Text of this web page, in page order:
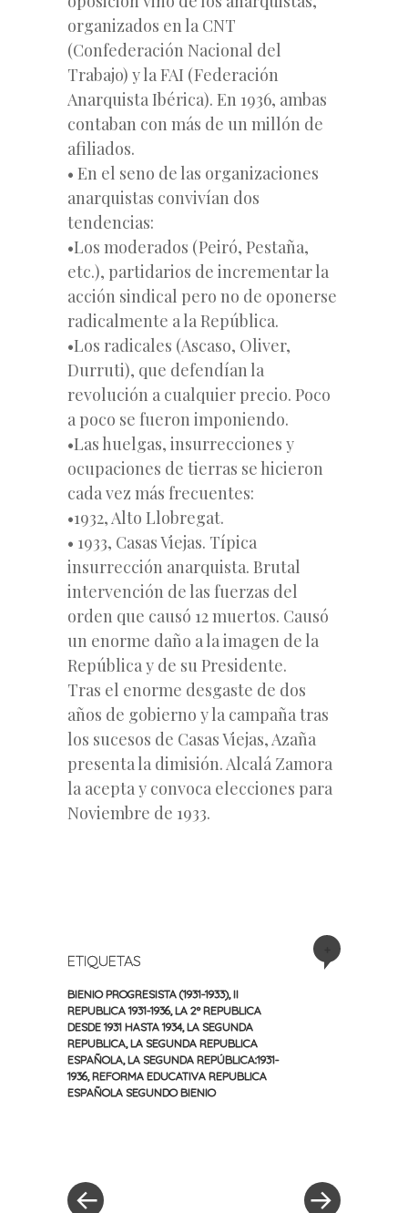
organizados en la CNT
(Confederación Nacional del
Trabajo) y la FAI (Federación
Anarquista Ibérica). En 1936, ambas
contaban con más de un millón de
afiliados.
• En el seno de las organizaciones
anarquistas convivían dos
tendencias:
•Los moderados (Peiró, Pestaña,
etc.), partidarios de incrementar la
acción sindical pero no de oponerse
radicalmente a la República.
•Los radicales (Ascaso, Oliver,
Durruti), que defendían la
revolución a cualquier precio. Poco
a poco se fueron imponiendo.
•Las huelgas, insurrecciones y
ocupaciones de tierras se hicieron
cada vez más frecuentes:
•1932, Alto Llobregat.
• 1933, Casas Viejas. Típica
insurrección anarquista. Brutal
intervención de las fuerzas del
orden que causó 12 muertos. Causó
un enorme daño a la imagen de la
República y de su Presidente.
Tras el enorme desgaste de dos
años de gobierno y la campaña tras
los sucesos de Casas Viejas, Azaña
presenta la dimisión. Alcalá Zamora
la acepta y convoca elecciones para
Noviembre de 1933.
ETIQUETAS
BIENIO PROGRESISTA (1931-1933), II
REPUBLICA 1931-1936, LA 2º REPUBLICA
DESDE 1931 HASTA 1934, LA SEGUNDA
REPUBLICA LA SEGUNDA REPUBLICA
ESPAÑOLA LA SEGUNDA REPÚBLICA:1931-
1936, REFORMA EDUCATIVA REPUBLICA
ESPAÑOLA SEGUNDO BIENIO
entradas